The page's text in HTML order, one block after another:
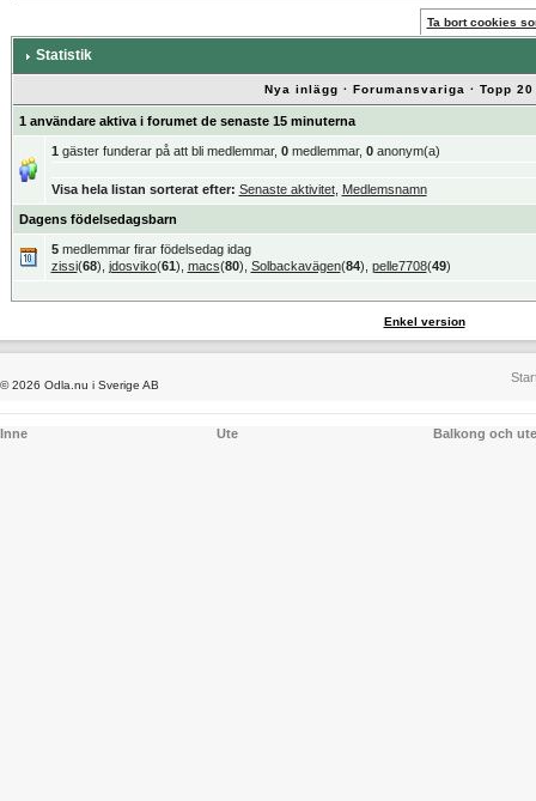
Ta bort cookies
Statistik
Nya inlägg · Forumansvariga · Topp
1 användare aktiva i forumet de senaste 15 minuterna
1 gäster funderar på att bli medlemmar, 0medlemmar, 0anonym(a)
Visa hela listan sorterat efter: Senaste aktivitet, Medlemsnamn
Dagens födelsedagsbarn
5medlemmar firar födelsedag idag
zissi(68), jdosviko(61), macs(80), Solbackavägen(84), pelle7708(49)
Enkel version
© 2026 Odla.nu i Sverige AB
Inne Ute Balkong och